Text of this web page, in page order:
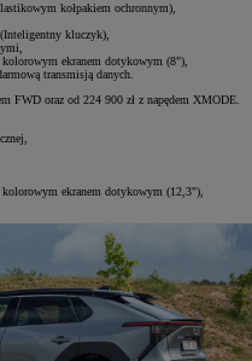
kołpakiem ochronnym),
kluczyk),
ekranem dotykowym (8"),
transmisją danych.
FWD oraz od 224 900 zł z napędem XMODE.
ekranem dotykowym (12,3"),